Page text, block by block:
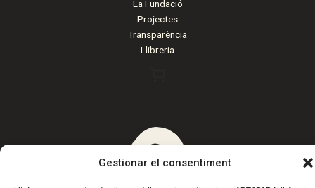
Gestionar el consentiment
La Fundació
Projectes
Transparència
Llibreria